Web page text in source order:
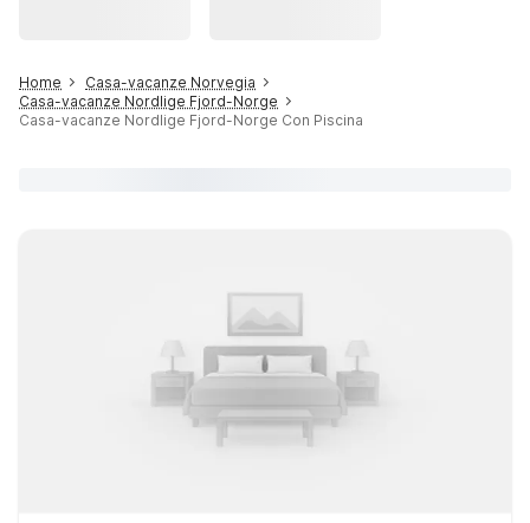
Home
Casa-vacanze Norvegia
Casa-vacanze Nordlige Fjord-Norge
Casa-vacanze Nordlige Fjord-Norge Con Piscina